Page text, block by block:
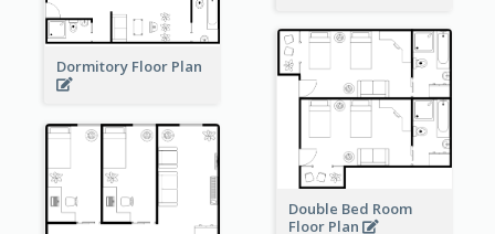
Dormitory Floor Plan
Double Bed Room
Floor Plan